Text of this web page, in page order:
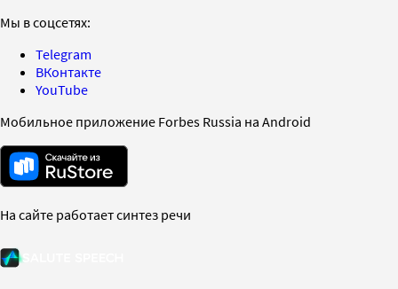
Мы в соцсетях:
Telegram
ВКонтакте
YouTube
Мобильное приложение Forbes Russia на Android
На сайте работает синтез речи